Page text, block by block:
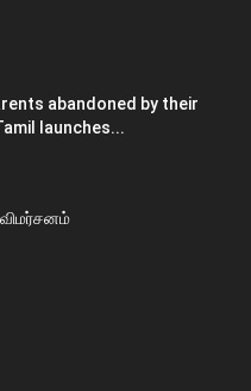
abandoned by their
launches...